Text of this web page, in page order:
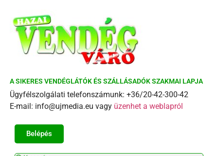
A SIKERES VENDÉGLÁTÓK ÉS SZÁLLÁSADÓK SZAKMAI LAPJA
Ügyfélszolgálati telefonszámunk: +36/20-42-300-42
E-mail: info@ujmedia.eu vagy üzenhet a weblapról
Belépés